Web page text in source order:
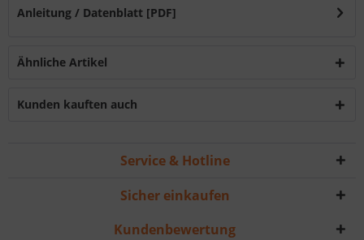
Anleitung / Datenblatt [PDF]
Ähnliche Artikel
Kunden kauften auch
Service & Hotline
Sicher einkaufen
Kundenbewertung